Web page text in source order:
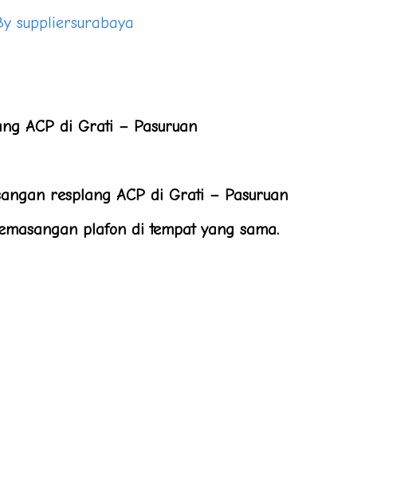
suppliersurabaya
ACP di Grati – Pasuruan
resplang ACP di Grati – Pasuruan
plafon di tempat yang sama.